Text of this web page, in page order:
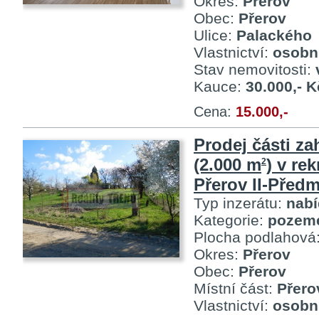
Obec: Přerov
Ulice: Palackého
Vlastnictví:
Stav nemovitosti:
Kauce: 30.000,-
Cena: 15.000,-
Prodej části
(2.000 m2) v
Přerov II-
Typ inzerátu:
Kategorie:
Plocha
Okres: Přerov
Obec: Přerov
Místní část:
Vlastnictví: